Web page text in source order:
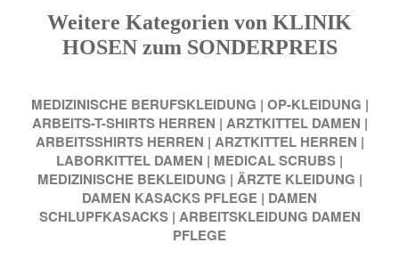
Weitere Kategorien von KLINIK
HOSEN zum SONDERPREIS
MEDIZINISCHE BERUFSKLEIDUNG | OP-KLEIDUNG |
ARBEITS-T-SHIRTS HERREN | ARZTKITTEL DAMEN |
ARBEITSSHIRTS HERREN | ARZTKITTEL HERREN |
LABORKITTEL DAMEN | MEDICAL SCRUBS |
MEDIZINISCHE BEKLEIDUNG | ÄRZTE KLEIDUNG |
DAMEN KASACKS PFLEGE | DAMEN
SCHLUPFKASACKS | ARBEITSKLEIDUNG DAMEN
PFLEGE